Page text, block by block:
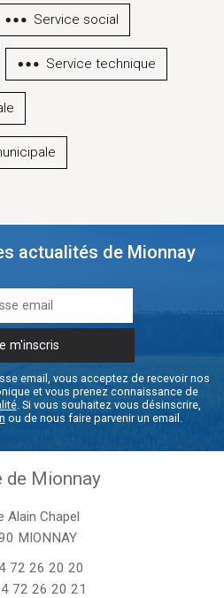
Service social
Service technique
actualités de Mionnay
email, vous acceptez de recevoir nos
et vous prenez connaissance de
. Si vous souhaitez vous désinscrire,
ou de nous faire parvenir un email.
de Mionnay
Alain Chapel
MIONNAY
72 26 20 20
72 26 20 21